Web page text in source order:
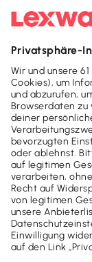
Mach's dir leicht
entscheidenden
Buchhaltung,
Lexware
Lexware Office